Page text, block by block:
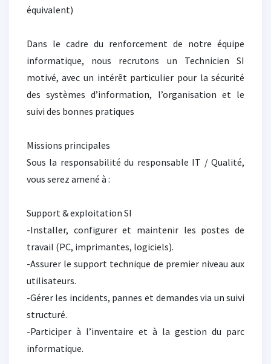
équivalent)
Dans le cadre du renforcement de notre équipe
informatique, nous recrutons un Technicien SI
motivé, avec un intérêt particulier pour la sécurité
des systèmes d’information, l’organisation et le
suivi des bonnes pratiques
Missions principales
Sous la responsabilité du responsable IT / Qualité,
vous serez amené à :
Support & exploitation SI
-Installer, configurer et maintenir les postes de
travail (PC, imprimantes, logiciels).
-Assurer le support technique de premier niveau aux
utilisateurs.
-Gérer les incidents, pannes et demandes via un suivi
structuré.
-Participer à l’inventaire et à la gestion du parc
informatique.